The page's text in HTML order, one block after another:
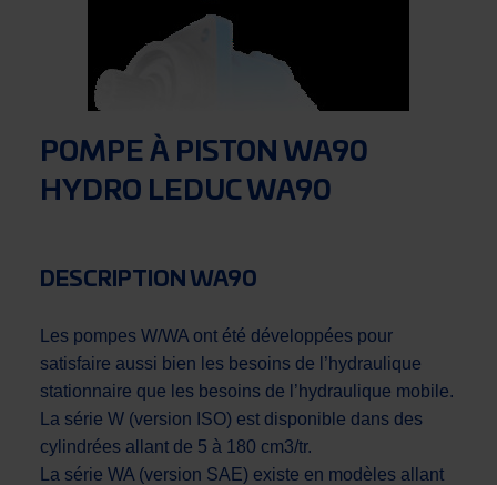
POMPE À PISTON WA90
HYDRO LEDUC WA90
DESCRIPTION WA90
Les pompes W/WA ont été développées pour
satisfaire aussi bien les besoins de l’hydraulique
stationnaire que les besoins de l’hydraulique mobile.
La série W (version ISO) est disponible dans des
cylindrées allant de 5 à 180 cm3/tr.
La série WA (version SAE) existe en modèles allant